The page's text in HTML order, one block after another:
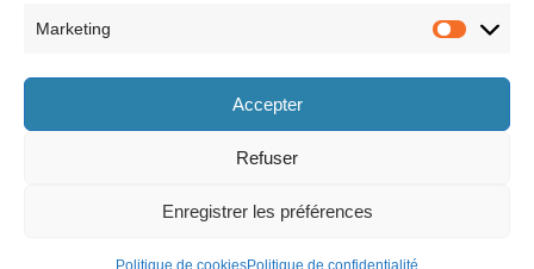
Marketing
Accepter
Refuser
Enregistrer les préférences
Politique de cookiesPolitique de confidentialité
Horaires
le lundi 8h30-12h et 13h30-17h30,
le jeudi 8h30-12h et 13h30-17h30,
le vendredi 8h30-12h et 13h30-17h,